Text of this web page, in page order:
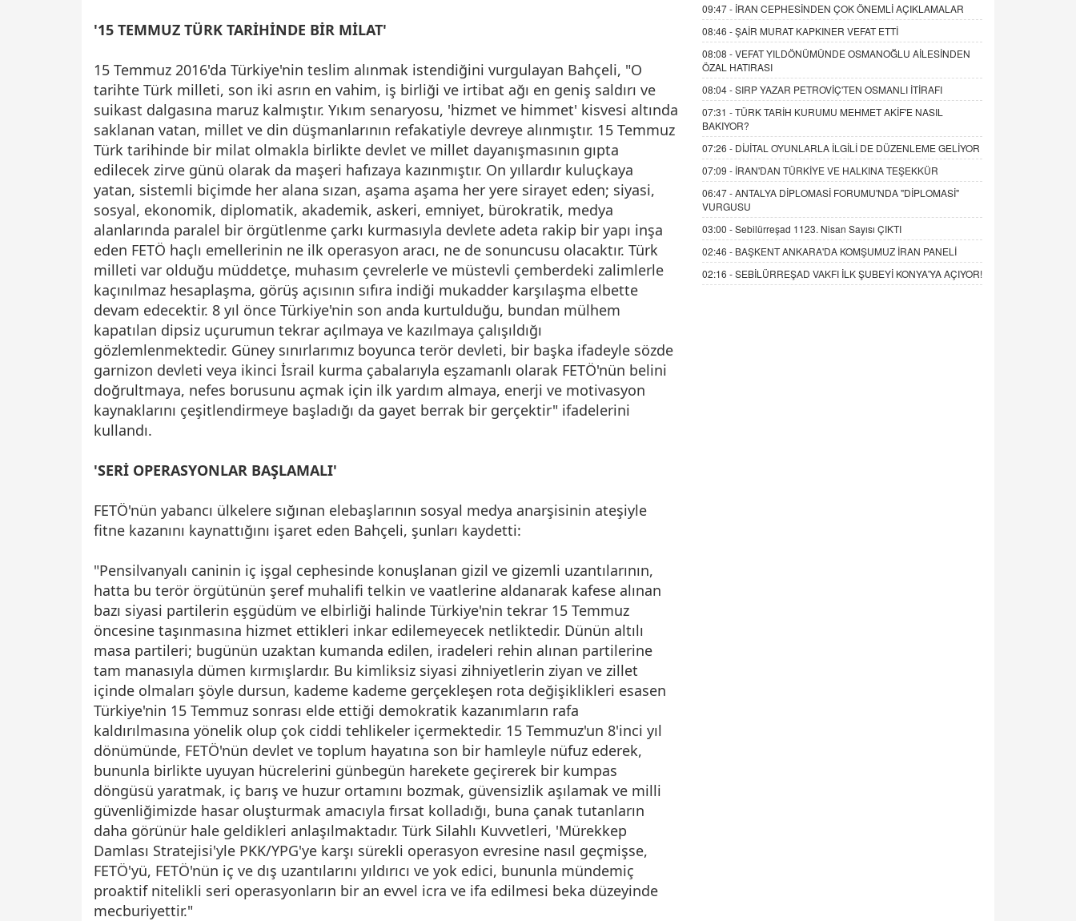
'15 TEMMUZ TÜRK TARİHİNDE BİR MİLAT'
15 Temmuz 2016'da Türkiye'nin teslim alınmak istendiğini vurgulayan Bahçeli, "O
tarihte Türk milleti, son iki asrın en vahim, iş birliği ve irtibat ağı en geniş saldırı ve
suikast dalgasına maruz kalmıştır. Yıkım senaryosu, 'hizmet ve himmet' kisvesi altında
saklanan vatan, millet ve din düşmanlarının refakatiyle devreye alınmıştır. 15 Temmuz
Türk tarihinde bir milat olmakla birlikte devlet ve millet dayanışmasının gıpta
edilecek zirve günü olarak da maşeri hafızaya kazınmıştır. On yıllardır kuluçkaya
yatan, sistemli biçimde her alana sızan, aşama aşama her yere sirayet eden; siyasi,
sosyal, ekonomik, diplomatik, akademik, askeri, emniyet, bürokratik, medya
alanlarında paralel bir örgütlenme çarkı kurmasıyla devlete adeta rakip bir yapı inşa
eden FETÖ haçlı emellerinin ne ilk operasyon aracı, ne de sonuncusu olacaktır. Türk
milleti var olduğu müddetçe, muhasım çevrelerle ve müstevli çemberdeki zalimlerle
kaçınılmaz hesaplaşma, görüş açısının sıfıra indiği mukadder karşılaşma elbette
devam edecektir. 8 yıl önce Türkiye'nin son anda kurtulduğu, bundan mülhem
kapatılan dipsiz uçurumun tekrar açılmaya ve kazılmaya çalışıldığı
gözlemlenmektedir. Güney sınırlarımız boyunca terör devleti, bir başka ifadeyle sözde
garnizon devleti veya ikinci İsrail kurma çabalarıyla eşzamanlı olarak FETÖ'nün belini
doğrultmaya, nefes borusunu açmak için ilk yardım almaya, enerji ve motivasyon
kaynaklarını çeşitlendirmeye başladığı da gayet berrak bir gerçektir" ifadelerini
kullandı.
'SERİ OPERASYONLAR BAŞLAMALI'
FETÖ'nün yabancı ülkelere sığınan elebaşlarının sosyal medya anarşisinin ateşiyle
fitne kazanını kaynattığını işaret eden Bahçeli, şunları kaydetti:
"Pensilvanyalı caninin iç işgal cephesinde konuşlanan gizil ve gizemli uzantılarının,
hatta bu terör örgütünün şeref muhalifi telkin ve vaatlerine aldanarak kafese alınan
bazı siyasi partilerin eşgüdüm ve elbirliği halinde Türkiye'nin tekrar 15 Temmuz
öncesine taşınmasına hizmet ettikleri inkar edilemeyecek netliktedir. Dünün altılı
masa partileri; bugünün uzaktan kumanda edilen, iradeleri rehin alınan partilerine
tam manasıyla dümen kırmışlardır. Bu kimliksiz siyasi zihniyetlerin ziyan ve zillet
içinde olmaları şöyle dursun, kademe kademe gerçekleşen rota değişiklikleri esasen
Türkiye'nin 15 Temmuz sonrası elde ettiği demokratik kazanımların rafa
kaldırılmasına yönelik olup çok ciddi tehlikeler içermektedir. 15 Temmuz'un 8'inci yıl
dönümünde, FETÖ'nün devlet ve toplum hayatına son bir hamleyle nüfuz ederek,
bununla birlikte uyuyan hücrelerini günbegün harekete geçirerek bir kumpas
döngüsü yaratmak, iç barış ve huzur ortamını bozmak, güvensizlik aşılamak ve milli
güvenliğimizde hasar oluşturmak amacıyla fırsat kolladığı, buna çanak tutanların
daha görünür hale geldikleri anlaşılmaktadır. Türk Silahlı Kuvvetleri, 'Mürekkep
Damlası Stratejisi'yle PKK/YPG'ye karşı sürekli operasyon evresine nasıl geçmişse,
FETÖ'yü, FETÖ'nün iç ve dış uzantılarını yıldırıcı ve yok edici, bununla mündemiç
proaktif nitelikli seri operasyonların bir an evvel icra ve ifa edilmesi beka düzeyinde
mecburiyettir."
09:47 - İRAN CEPHESİNDEN ÇOK ÖNEMLİ AÇIKLAMALAR
08:46 -ŞAİR MURAT KAPKINER VEFAT ETTİ
08:08 -VEFAT YILDÖNÜMÜNDE OSMANOĞLU AİLESİNDEN
ÖZAL HATIRASI
08:04 -SIRP YAZAR PETROVİÇ'TEN OSMANLI İTİRAFI
07:31 -TÜRK TARİH KURUMU MEHMET AKİF'E NASIL
BAKIYOR?
07:26 - DİJİTAL OYUNLARLA İLGİLİ DE DÜZENLEME GELİYOR
07:09 - İRAN'DAN TÜRKİYE VE HALKINA TEŞEKKÜR
06:47 -ANTALYA DİPLOMASİ FORUMU'NDA "DİPLOMASİ"
VURGUSU
03:00 -Sebilürreşad 1123. Nisan Sayısı ÇIKTI
02:46 - BAŞKENT ANKARA'DA KOMŞUMUZ İRAN PANELİ
02:16 -SEBİLÜRREŞAD VAKFI İLK ŞUBEYİ KONYA'YA AÇIYOR!